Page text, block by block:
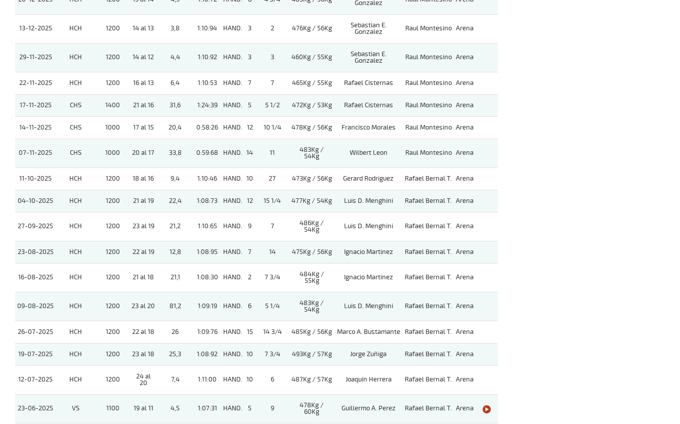
Gonzalez
13-12-2025 HCH 1200 14 al 13 3,8 1:10:94 HAND. 3 2 476Kg / 56Kg
Sebastian E.
Gonzalez
Raul Montesino Arena
29-11-2025 HCH 1200 14 al 12 4,4 1:10:92 HAND. 3 3 460Kg / 55Kg
Sebastian E.
Gonzalez
Raul Montesino Arena
22-11-2025 HCH 1200 16 al 13 6,4 1:10:53 HAND. 7 7 465Kg / 55Kg Rafael Cisternas Raul Montesino Arena
17-11-2025 CHS 1400 21 al 16 31,6 1:24:39 HAND. 5 5 1/2 472Kg / 53Kg Rafael Cisternas Raul Montesino Arena
14-11-2025 CHS 1000 17 al 15 20,4 0:58:26 HAND. 12 10 1/4 478Kg / 56Kg Francisco Morales Raul Montesino Arena
07-11-2025 CHS 1000 20 al 17 33,8 0:59:68 HAND. 14 11
483Kg /
54Kg
Wilbert Leon Raul Montesino Arena
11-10-2025 HCH 1200 18 al 16 9,4 1:10:46 HAND. 10 27 473Kg / 56Kg Gerard Rodriguez Rafael Bernal T. Arena
04-10-2025 HCH 1200 21 al 19 22,4 1:08:73 HAND. 12 15 1/4 477Kg / 54Kg Luis D. Menghini Rafael Bernal T. Arena
27-09-2025 HCH 1200 23 al 19 21,2 1:10:65 HAND. 9 7
486Kg /
54Kg
Luis D. Menghini Rafael Bernal T. Arena
23-08-2025 HCH 1200 22 al 19 12,8 1:08:95 HAND. 7 14 475Kg / 56Kg Ignacio Martinez Rafael Bernal T. Arena
16-08-2025 HCH 1200 21 al 18 21,1 1:08:30 HAND. 2 7 3/4
484Kg /
55Kg
Ignacio Martinez Rafael Bernal T. Arena
09-08-2025 HCH 1200 23 al 20 81,2 1:09:19 HAND. 6 5 1/4
483Kg /
54Kg
Luis D. Menghini Rafael Bernal T. Arena
26-07-2025 HCH 1200 22 al 18 26 1:09:76 HAND. 15 14 3/4 485Kg / 56Kg Marco A. Bustamante Rafael Bernal T. Arena
19-07-2025 HCH 1200 23 al 18 25,3 1:08:92 HAND. 10 7 3/4 493Kg / 57Kg Jorge Zuñiga Rafael Bernal T. Arena
12-07-2025 HCH 1200
24 al
20
7,4 1:11:00 HAND. 10 6 487Kg / 57Kg Joaquin Herrera Rafael Bernal T. Arena
23-06-2025 VS 1100 19 al 11 4,5 1:07:31 HAND. 5 9
478Kg /
60Kg
Guillermo A. Perez Rafael Bernal T. Arena